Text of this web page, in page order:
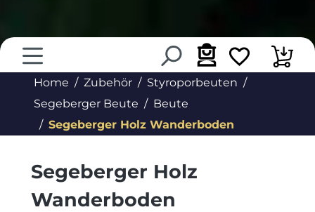
Home Zubehör
Styroporbeuten
Segeberger Beute
Beute
Segeberger Holz Wanderboden
Segeberger Holz
Wanderboden